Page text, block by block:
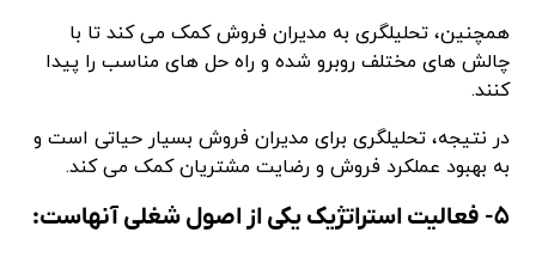
همچنین، تحلیلگری به مدیران فروش کمک می کند تا با
چالش های مختلف روبرو شده و راه حل های مناسب را پیدا
کنند.
در نتیجه، تحلیلگری برای مدیران فروش بسیار حیاتی است و
به بهبود عملکرد فروش و رضایت مشتریان کمک می کند.
۵- فعالیت استراتژیک یکی از اصول شغلی آنهاست: